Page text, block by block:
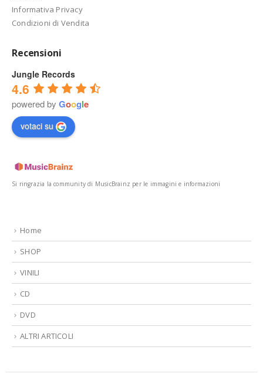
Informativa Privacy
Condizioni di Vendita
Recensioni
Jungle Records
4.6
powered by Google
votaci su
Si ringrazia la community di MusicBrainz per le immagini e informazioni
Home
SHOP
VINILI
CD
DVD
ALTRI ARTICOLI